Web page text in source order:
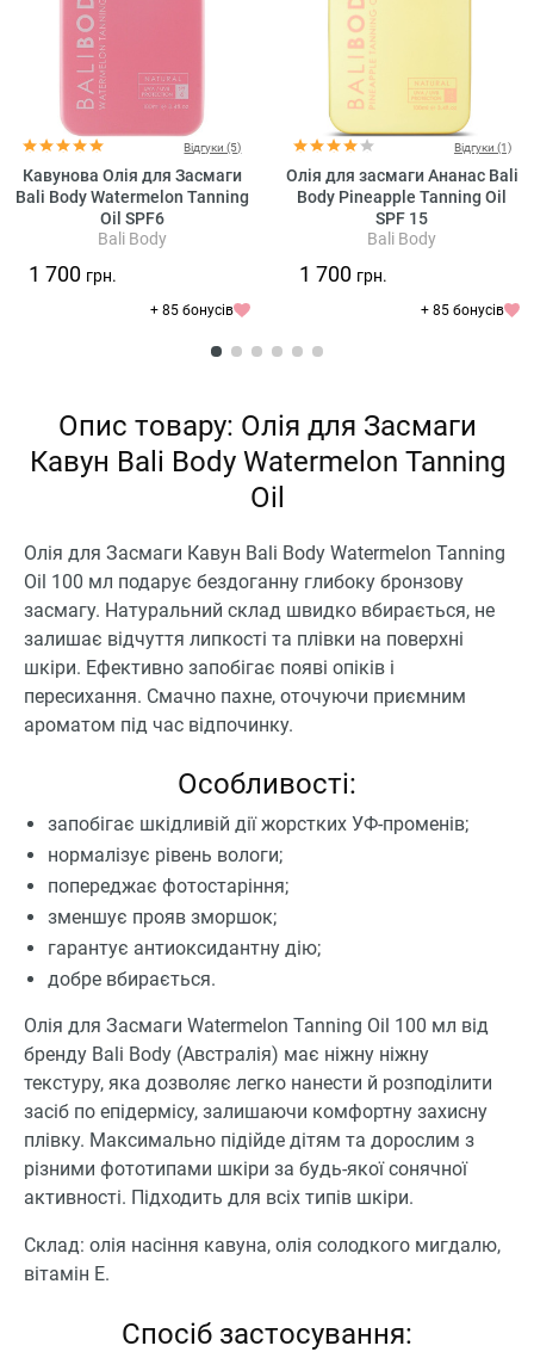
Відгуки (5)
Кавунова Олія для Засмаги
Bali Body Watermelon Tanning
Oil SPF6
Bali Body
1 700 грн.
+ 85 бонусів
Відгуки (1)
Олія для засмаги Ананас Bali
Body Pineapple Tanning Oil
SPF 15
Bali Body
1 700 грн.
+ 85 бонусів
Опис товару: Олія для Засмаги
Кавун Bali Body Watermelon Tanning
Oil
Олія для Засмаги Кавун Bali Body Watermelon Tanning
Oil 100 мл подарує бездоганну глибоку бронзову
засмагу. Натуральний склад швидко вбирається, не
залишає відчуття липкості та плівки на поверхні
шкіри. Ефективно запобігає появі опіків і
пересихання. Смачно пахне, оточуючи приємним
ароматом під час відпочинку.
Особливості:
запобігає шкідливій дії жорстких УФ-променів;
нормалізує рівень вологи;
попереджає фотостаріння;
зменшує прояв зморшок;
гарантує антиоксидантну дію;
добре вбирається.
Олія для Засмаги Watermelon Tanning Oil 100 мл від
бренду Bali Body (Австралія) має ніжну ніжну
текстуру, яка дозволяє легко нанести й розподілити
засіб по епідермісу, залишаючи комфортну захисну
плівку. Максимально підійде дітям та дорослим з
різними фототипами шкіри за будь-якої сонячної
активності. Підходить для всіх типів шкіри.
Склад: олія насіння кавуна, олія солодкого мигдалю,
вітамін Е.
Спосіб застосування: